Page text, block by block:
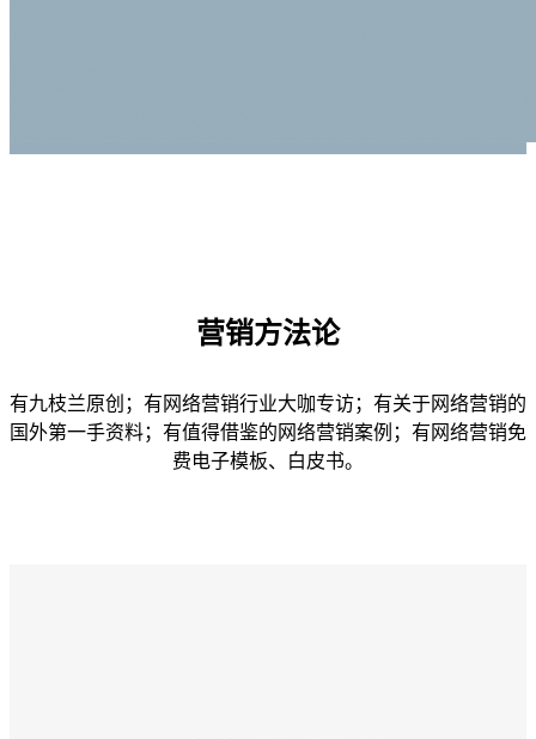
营销方法论
有九枝兰原创；有网络营销行业大咖专访；有关于网络营销的
国外第一手资料；有值得借鉴的网络营销案例；有网络营销免
费电子模板、白皮书。